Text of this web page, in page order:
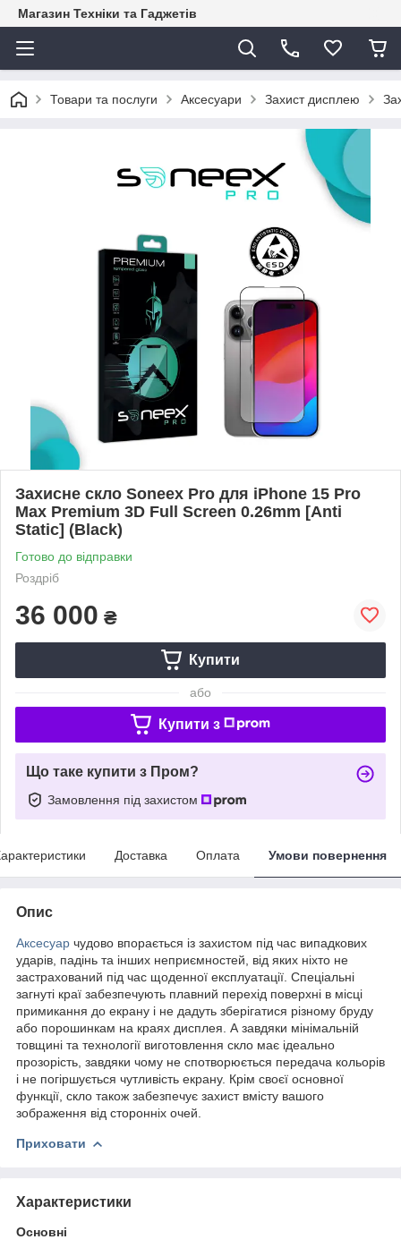
Магазин Техніки та Гаджетів
Товари та послуги Аксесуари Захист дисплею
Захисне скло Soneex Pro для iPhone 15 Pro
Max Premium 3D Full Screen 0.26mm [Anti
Static] (Black)
Готово до відправки
Роздріб
36 000 ₴
Купити
або
Купити з
Що таке купити з Пром?
Замовлення під захистом
Доставка Оплата Умови повернення
Опис
Аксесуар чудово впорається із захистом під час випадкових
ударів, падінь та інших неприємностей, від яких ніхто не
застрахований під час щоденної експлуатації. Спеціальні
загнуті краї забезпечують плавний перехід поверхні в місці
примикання до екрану і не дадуть зберігатися різному бруду
або порошинкам на краях дисплея. А завдяки мінімальній
товщині та технології виготовлення скло має ідеально
прозорість, завдяки чому не спотворюється передача кольорів
і не погіршується чутливість екрану. Крім своєї основної
функції, скло також забезпечує захист вмісту вашого
зображення від сторонніх очей.
Приховати
Характеристики
Основні